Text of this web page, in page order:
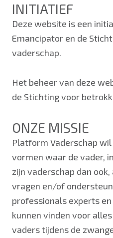
INITIATIEF
Deze website is een
Emancipator en de
vaderschap.
Het beheer van deze
de Stichting voor
ONZE MISSIE
Platform Vaderschap
vormen waar de vader,
zijn vaderschap dan
vragen en/of
professionals experts
kunnen vinden voor
vaders tijdens de